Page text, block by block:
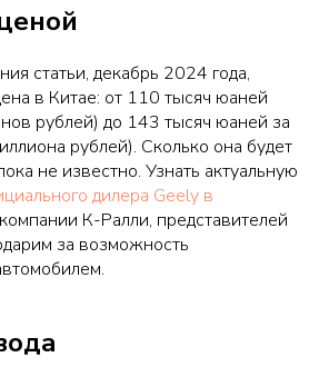
статьи, декабрь 2024 года,
в Китае: от 110 тысяч юаней
рублей) до 143 тысяч юаней за
рублей). Сколько она будет
не известно. Узнать актуальную
дилера Geely в
К-Ралли, представителей
за возможность